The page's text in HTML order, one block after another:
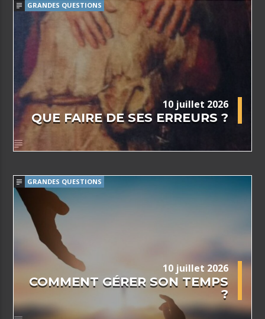
GRANDES QUESTIONS
10 juillet 2026
QUE FAIRE DE SES ERREURS ?
GRANDES QUESTIONS
10 juillet 2026
COMMENT GÉRER SON TEMPS
?